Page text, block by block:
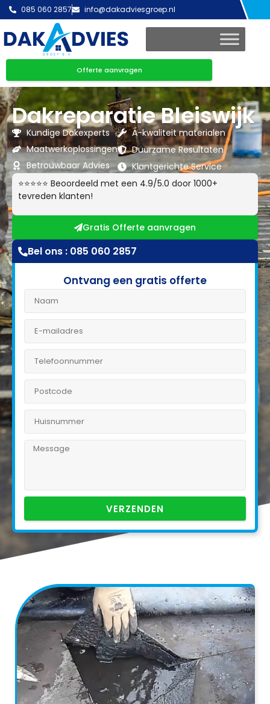
085 060 2857 info@dakadviesgroep.nl
Offerte aanvragen
Dakreparatie Bleiswijk
Kundige Dakexperts
Maatwerkoplossingen
Betrouwbaar Advies
A-kwaliteit materialen
Duurzame Resultaten
Klantgerichte Service
⭐⭐⭐⭐⭐ Beoordeeld met een 4.9/5.0 door 1000+
tevreden klanten!
Gratis Offerte aanvragen
Bel ons : 085 060 2857
Ontvang een gratis offerte
VERZENDEN